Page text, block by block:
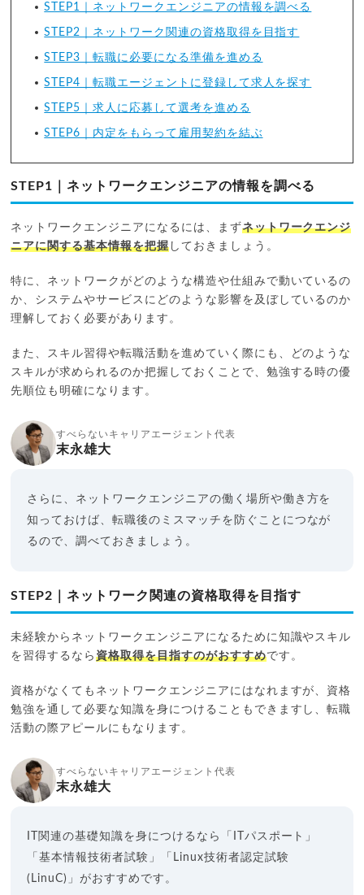
STEP1｜ネットワークエンジニアの情報を調べる
STEP2｜ネットワーク関連の資格取得を目指す
STEP3｜転職に必要になる準備を進める
STEP4｜転職エージェントに登録して求人を探す
STEP5｜求人に応募して選考を進める
STEP6｜内定をもらって雇用契約を結ぶ
STEP1｜ネットワークエンジニアの情報を調べる
ネットワークエンジニアになるには、まずネットワークエンジ
ニアに関する基本情報を把握しておきましょう。
特に、ネットワークがどのような構造や仕組みで動いているの
か、システムやサービスにどのような影響を及ぼしているのか
理解しておく必要があります。
また、スキル習得や転職活動を進めていく際にも、どのような
スキルが求められるのか把握しておくことで、勉強する時の優
先順位も明確になります。
すべらないキャリアエージェント代表
末永雄大
さらに、ネットワークエンジニアの働く場所や働き方を
知っておけば、転職後のミスマッチを防ぐことにつなが
るので、調べておきましょう。
STEP2｜ネットワーク関連の資格取得を目指す
未経験からネットワークエンジニアになるために知識やスキル
を習得するなら資格取得を目指すのがおすすめです。
資格がなくてもネットワークエンジニアにはなれますが、資格
勉強を通して必要な知識を身につけることもできますし、転職
活動の際アピールにもなります。
すべらないキャリアエージェント代表
末永雄大
IT関連の基礎知識を身につけるなら「ITパスポート」
「基本情報技術者試験」「Linux技術者認定試験
(LinuC)」がおすすめです。